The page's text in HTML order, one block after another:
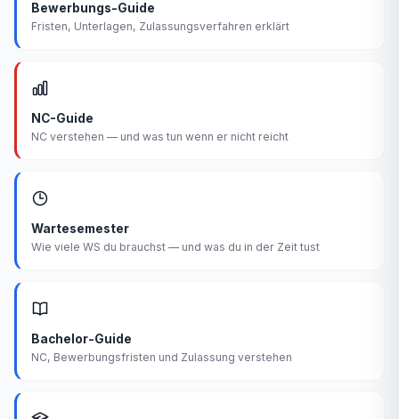
Bewerbungs-Guide
Fristen, Unterlagen, Zulassungsverfahren erklärt
NC-Guide
NC verstehen — und was tun wenn er nicht reicht
Wartesemester
Wie viele WS du brauchst — und was du in der Zeit tust
Bachelor-Guide
NC, Bewerbungsfristen und Zulassung verstehen